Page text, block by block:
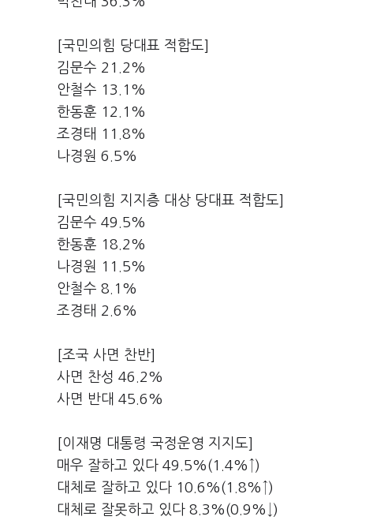
[국민의힘 당대표 적합도]
김문수 21.2%
안철수 13.1%
한동훈 12.1%
조경태 11.8%
나경원 6.5%
[국민의힘 지지층 대상 당대표 적합도]
김문수 49.5%
한동훈 18.2%
나경원 11.5%
안철수 8.1%
조경태 2.6%
[조국 사면 찬반]
사면 찬성 46.2%
사면 반대 45.6%
[이재명 대통령 국정운영 지지도]
매우 잘하고 있다 49.5%(1.4%↑)
대체로 잘하고 있다 10.6%(1.8%↑)
대체로 잘못하고 있다 8.3%(0.9%↓)